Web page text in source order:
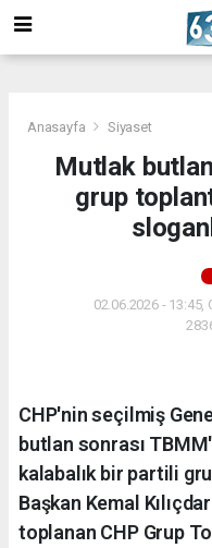
Anasayfa Siyaset
Mutlak
grup
02.06.2026 - 13:45,
CHP'nin seçilmiş
butlan sonrası
kalabalık bir partili
Başkan Kemal
toplanan CHP Grup